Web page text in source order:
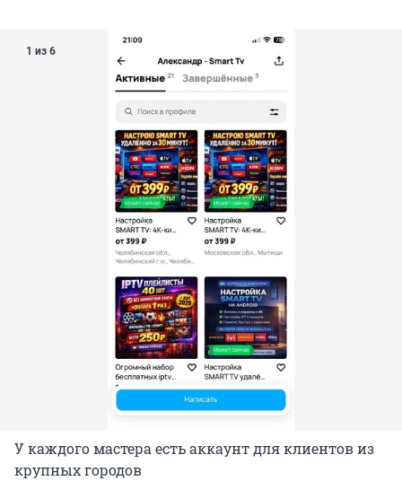
1 из 6
У каждого мастера есть аккаунт для клиентов из
крупных городов